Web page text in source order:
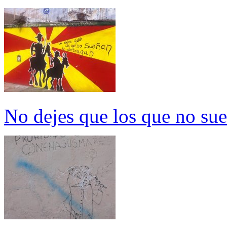
No dejes que los que no